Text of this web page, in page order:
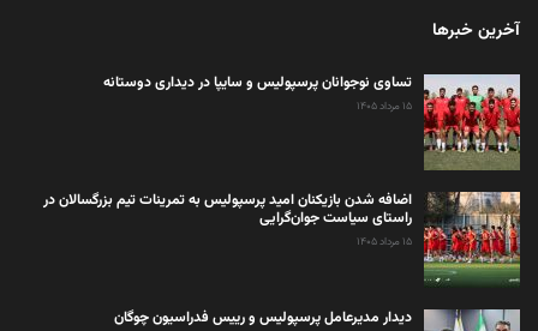
آخرین خبرها
تساوی نوجوانان پرسپولیس و سایپا در دیداری دوستانه
۱۵ مرداد ۱۴۰۵
اضافه شدن بازیکنان امید پرسپولیس به تمرینات تیم بزرگسالان در
راستای سیاست جوان‌گرایی
۱۵ مرداد ۱۴۰۵
دیدار مدیرعامل پرسپولیس و رییس فدراسیون چوگان